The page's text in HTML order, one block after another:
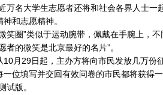
万名大学生志愿者还将和社会各界人士一
神和志愿精神。
圈”类似于运动腕带，佩戴在手腕上，不
者的微笑是北京最好的名片”。
29日起，主办方将向市民发放几万份征
一位填写并交回有效问卷的市民都将获得
试版。